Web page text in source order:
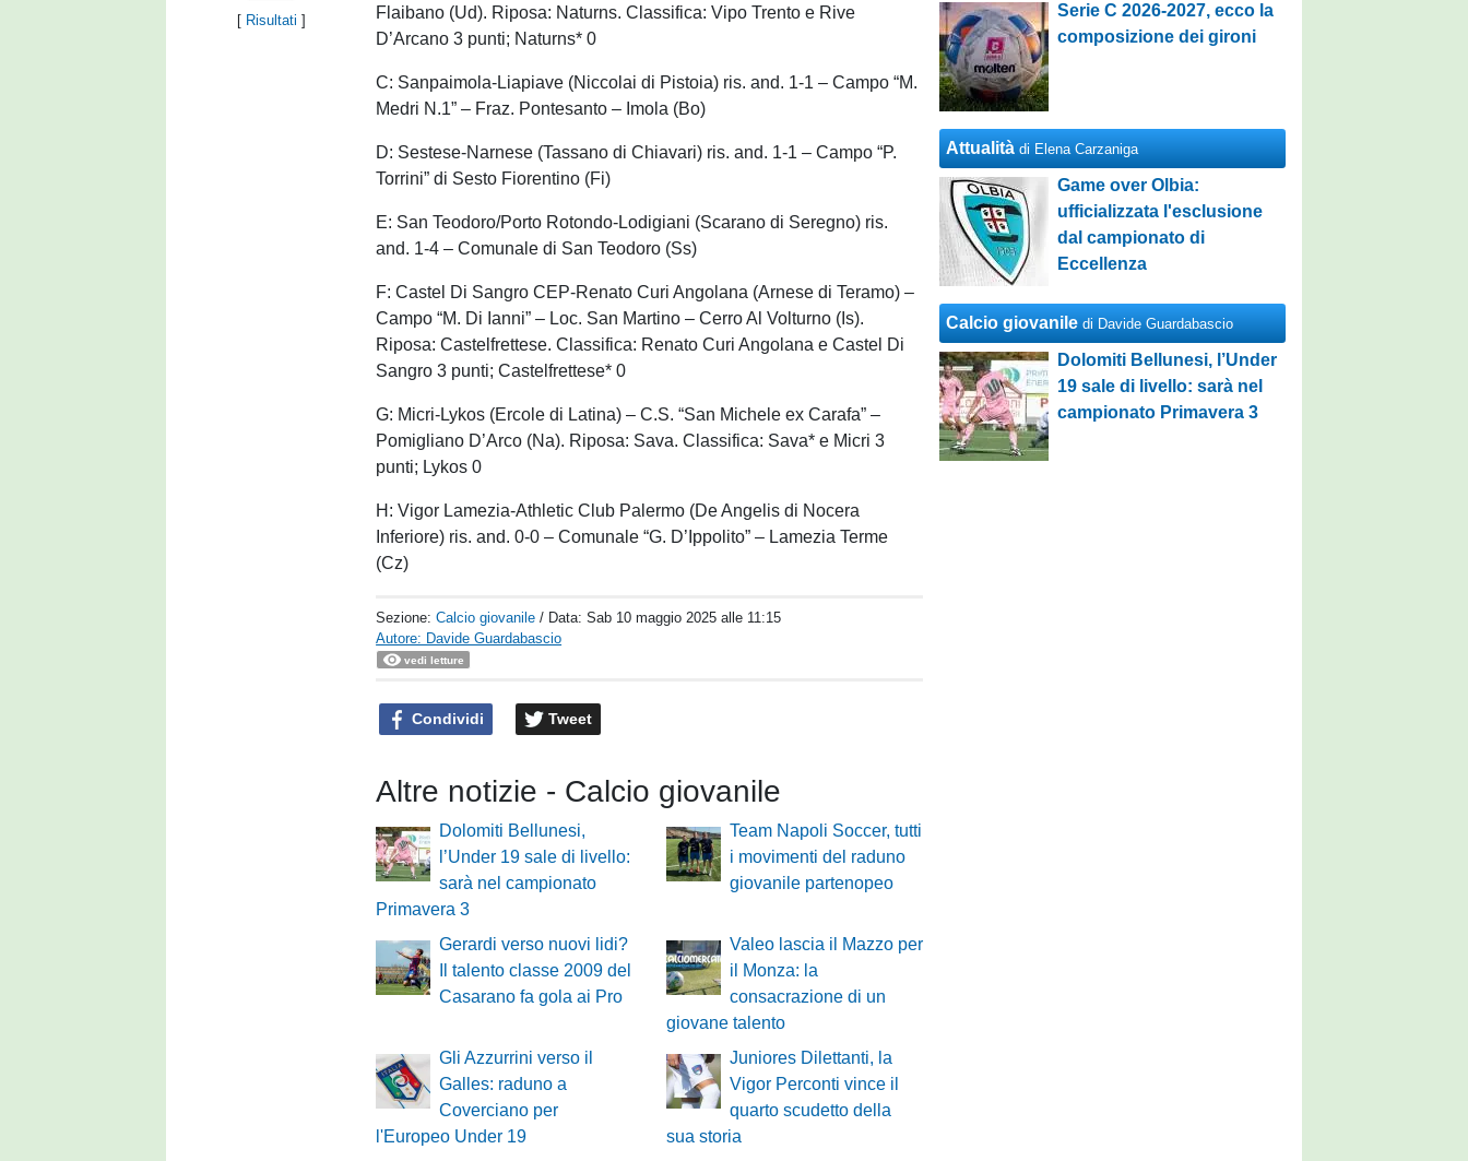
[ Risultati ]
Flaibano (Ud). Riposa: Naturns. Classifica: Vipo Trento e Rive
D’Arcano 3 punti; Naturns* 0
C: Sanpaimola-Liapiave (Niccolai di Pistoia) ris. and. 1-1 – Campo “M.
Medri N.1” – Fraz. Pontesanto – Imola (Bo)
D: Sestese-Narnese (Tassano di Chiavari) ris. and. 1-1 – Campo “P.
Torrini” di Sesto Fiorentino (Fi)
E: San Teodoro/Porto Rotondo-Lodigiani (Scarano di Seregno) ris.
and. 1-4 – Comunale di San Teodoro (Ss)
F: Castel Di Sangro CEP-Renato Curi Angolana (Arnese di Teramo) –
Campo “M. Di Ianni” – Loc. San Martino – Cerro Al Volturno (Is).
Riposa: Castelfrettese. Classifica: Renato Curi Angolana e Castel Di
Sangro 3 punti; Castelfrettese* 0
G: Micri-Lykos (Ercole di Latina) – C.S. “San Michele ex Carafa” –
Pomigliano D’Arco (Na). Riposa: Sava. Classifica: Sava* e Micri 3
punti; Lykos 0
H: Vigor Lamezia-Athletic Club Palermo (De Angelis di Nocera
Inferiore) ris. and. 0-0 – Comunale “G. D’Ippolito” – Lamezia Terme
(Cz)
Sezione:Calcio giovanile / Data:Sab 10 maggio 2025 alle 11:15
Autore: Davide Guardabascio
vedi letture
Condividi Tweet
Altre notizie - Calcio giovanile
Dolomiti Bellunesi,
l’Under 19 sale di livello:
sarà nel campionato
Primavera 3
Team Napoli Soccer, tutti
i movimenti del raduno
giovanile partenopeo
Gerardi verso nuovi lidi?
Il talento classe 2009 del
Casarano fa gola ai Pro
Valeo lascia il Mazzo per
il Monza: la
consacrazione di un
giovane talento
Gli Azzurrini verso il
Galles: raduno a
Coverciano per
l'Europeo Under 19
Juniores Dilettanti, la
Vigor Perconti vince il
quarto scudetto della
sua storia
Serie C 2026-2027, ecco la
composizione dei gironi
Attualità di Elena Carzaniga
Game over Olbia:
ufficializzata l'esclusione
dal campionato di
Eccellenza
Calcio giovanile di Davide Guardabascio
Dolomiti Bellunesi, l’Under
19 sale di livello: sarà nel
campionato Primavera 3